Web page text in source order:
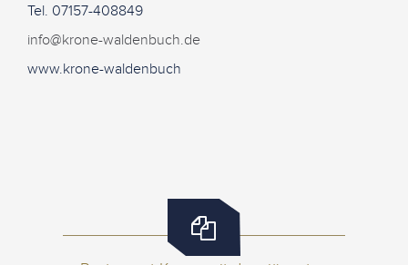
Tel. 07157-408849
info@krone-waldenbuch.de
www.krone-waldenbuch